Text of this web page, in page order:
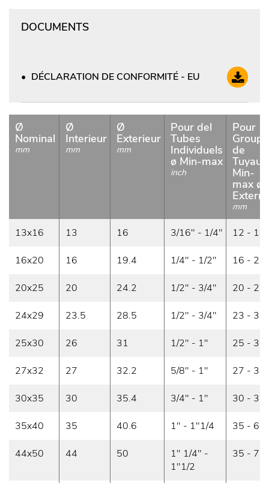
DOCUMENTS
DÉCLARATION DE CONFORMITÉ - EU
Ø
Nominal
mm
Ø
Interieur
mm
Ø
Exterieur
mm
Pour del
Tubes
Individuels
ø Min-max
inch
Pour
de
Tuyaux
Min-
max ø
mm
13x16 13 16 3/16" - 1/4" 12 - 18
16x20 16 19.4 1/4" - 1/2" 16 - 26
20x25 20 24.2 1/2" - 3/4" 20 - 27
24x29 23.5 28.5 1/2" - 3/4" 23 - 30
25x30 26 31 1/2" - 1" 25 - 33
27x32 27 32.2 5/8" - 1" 27 - 35
30x35 30 35.4 3/4" - 1" 30 - 35
35x40 35 40.6 1" - 1"1/4 35 - 60
44x50 44 50
1" 1/4" -
1"1/2
35 - 75